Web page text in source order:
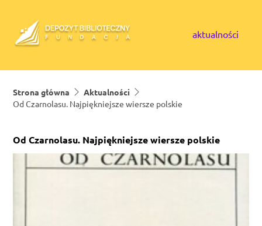
aktualności
Strona główna
Aktualności
Od Czarnolasu. Najpiękniejsze wiersze polskie
Od Czarnolasu. Najpiękniejsze wiersze polskie